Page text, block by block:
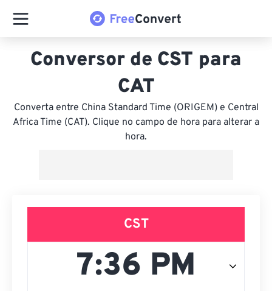
Conversor de CST para
CAT
Converta entre China Standard Time (ORIGEM) e Central
Africa Time (CAT). Clique no campo de hora para alterar a
hora.
CST